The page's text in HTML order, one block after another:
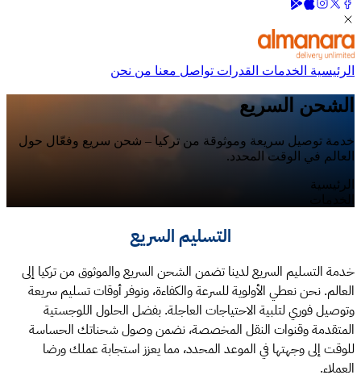
الرئيسية الخدمات القدرات تواصل معنا من نحن
الشحن السريع
خدمة توصيل سريعة وموثوقة من تركيا – شحن سريع وفعّال حول
العالم في الوقت المحدد.
الرئيسية
الخدمات
التسليم السريع
خدمة التسليم السريع لدينا تضمن الشحن السريع والموثوق من تركيا إلى
العالم. نحن نعطي الأولوية للسرعة والكفاءة، ونوفر أوقات تسليم سريعة
وتوصيل فوري لتلبية الاحتياجات العاجلة. بفضل الحلول اللوجستية
المتقدمة وقنوات النقل المخصصة، نضمن وصول شحناتك الحساسة
للوقت إلى وجهتها في الموعد المحدد، مما يعزز استجابة عملك ورضا
العملاء.